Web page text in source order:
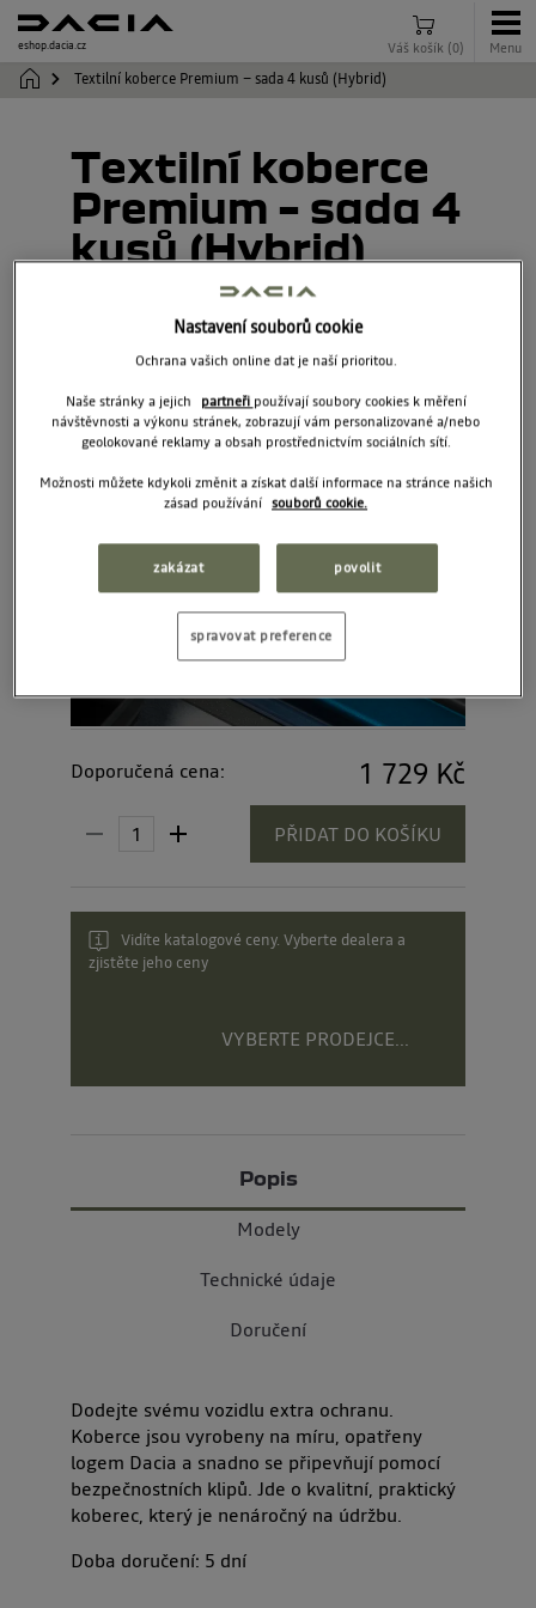
eshop.dacia.cz Váš košík (0) Menu
Textilní koberce Premium – sada 4 kusů (Hybrid)
Textilní koberce
Premium – sada 4
kusů (Hybrid)
Doporučená cena: 1 729 Kč
PŘIDAT DO KOŠÍKU
Vidíte katalogové ceny. Vyberte dealera a
zjistěte jeho ceny
VYBERTE PRODEJCE...
Popis
Modely
Technické údaje
Doručení
Dodejte svému vozidlu extra ochranu.
Koberce jsou vyrobeny na míru, opatřeny
logem Dacia a snadno se připevňují pomocí
bezpečnostních klipů. Jde o kvalitní, praktický
koberec, který je nenáročný na údržbu.
Doba doručení: 5 dní
Nastavení souborů cookie
Ochrana vašich online dat je naší prioritou.
Naše stránky a jejich partneři používají soubory cookies k měření
návštěvnosti a výkonu stránek, zobrazují vám personalizované a/nebo
geolokované reklamy a obsah prostřednictvím sociálních sítí.
Možnosti můžete kdykoli změnit a získat další informace na stránce našich
zásad používání souborů cookie.
zakázat povolit
spravovat preference